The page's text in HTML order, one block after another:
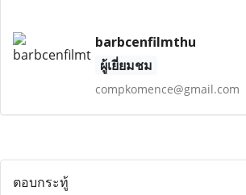
barbcenfilmthu
ผู้เยี่ยมชม
compkomence@gmail.com
ตอบกระทู้